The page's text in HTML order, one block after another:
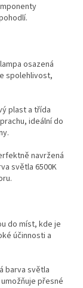
osazená
spolehlivost,
plast a třída
ideální do
navržená
světla 6500K
do míst, kde je
účinnosti a
barva světla
přesné